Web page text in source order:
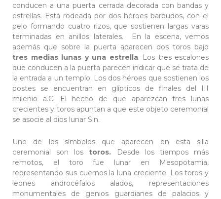
conducen a una puerta cerrada decorada con bandas y
estrellas. Está rodeada por dos héroes barbudos, con el
pelo formando cuatro rizos, que sostienen largas varas
terminadas en anillos laterales. En la escena, vemos
además que sobre la puerta aparecen dos toros bajo
tres medias lunas y una estrella. Los tres escalones
que conducen a la puerta parecen indicar que se trata de
la entrada a un templo. Los dos héroes que sostienen los
postes se encuentran en glípticos de finales del III
milenio a.C. El hecho de que aparezcan tres lunas
crecientes y toros apuntan a que este objeto ceremonial
se asocie al dios lunar Sin.
Uno de los símbolos que aparecen en esta silla
ceremonial son los toros. Desde los tiempos más
remotos, el toro fue lunar en Mesopotamia,
representando sus cuernos la luna creciente. Los toros y
leones androcéfalos alados, representaciones
monumentales de genios guardianes de palacios y